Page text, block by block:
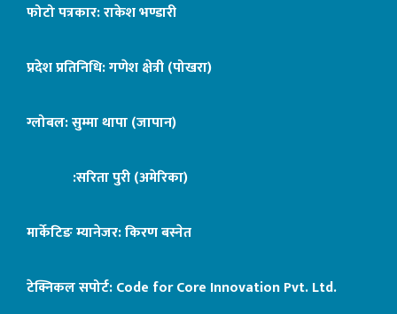
फोटो पत्रकार: राकेश भण्डारी
प्रदेश प्रतिनिधि: गणेश क्षेत्री (पोखरा)
ग्लोबल: सुम्मा थापा (जापान)
:सरिता पुरी (अमेरिका)
मार्केटिङ म्यानेजर: किरण बस्नेत
टेक्निकल सपोर्ट:Code for Core Innovation Pvt. Ltd.